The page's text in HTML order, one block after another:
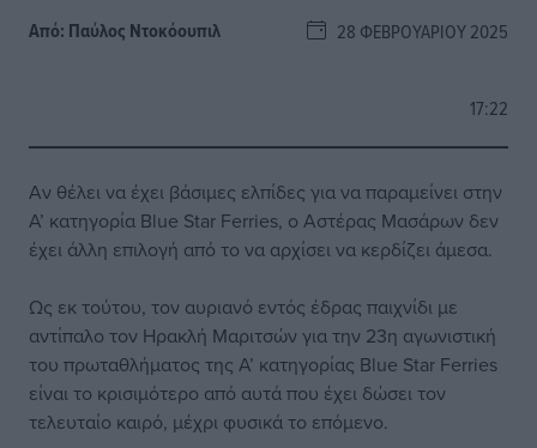
Από: Παύλος Nτοκόουπιλ 28 ΦΕΒΡΟΥΑΡΊΟΥ 2025
17:22
Αν θέλει να έχει βάσιμες ελπίδες για να παραμείνει στην
Α’ κατηγορία Blue Star Ferries, ο Αστέρας Μασάρων δεν
έχει άλλη επιλογή από το να αρχίσει να κερδίζει άμεσα.
Ως εκ τούτου, τον αυριανό εντός έδρας παιχνίδι με
αντίπαλο τον Ηρακλή Μαριτσών για την 23η αγωνιστική
του πρωταθλήματος της Α’ κατηγορίας Blue Star Ferries
είναι το κρισιμότερο από αυτά που έχει δώσει τον
τελευταίο καιρό, μέχρι φυσικά το επόμενο.